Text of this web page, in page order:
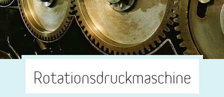
Rotationsdruckmaschine